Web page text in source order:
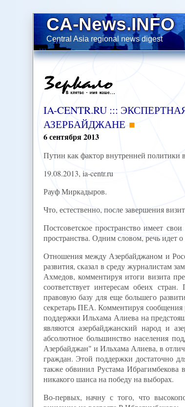
CA-News.INFO
Central Asia regional news digest
IA-CENTR.RU :::
АЗЕРБАЙДЖАНЕ
6сентября2013
Путин как фактор внутренней политики
19.08.2013, ia-centr.ru
Рауф Миркадыров.
Что, естественно, после завершения
Постсоветское пространство имеет
пространства. Одним словом, речь идет
Отношения между Азербайджаном и
развития, сказал в среду журналистам
Ахмедов, комментируя итоги визита
соответствует интересам обеих
правовую базу для еще большего
секретарь ПЕА. Комментируя
поддержки Ильхама Алиева на
являются азербайджанский народ и
абсолютное большинство населения
Азербайджан" и Ильхама Алиева, в
граждан. Этой поддержки достаточно
также обвинил Рустама Ибрагимбекова
никакого шанса на победу на выборах.
Во-первых, начну с того, что